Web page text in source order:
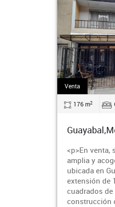
Venta
176 m2
<p>En venta,
amplia y
ubicada en
extensión de
cuadrados
construcción